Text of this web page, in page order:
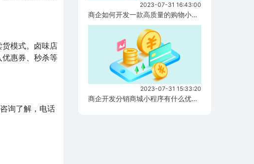
模式。卤味店
惠券、秒杀等
询了解，电话
2023-07-31 16:43:00
商企如何开发一款高质量的购物小程序？...
2023-07-31 15:33:20
商企开发分销商城小程序有什么优势？...